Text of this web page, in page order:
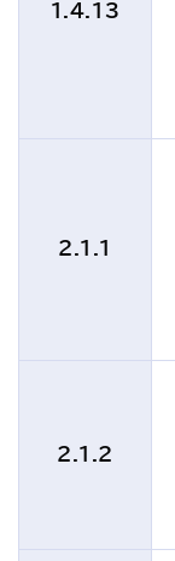
1.4.13
2.1.1
2.1.2